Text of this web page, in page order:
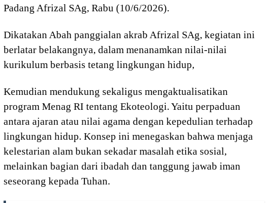
Padang Afrizal SAg, Rabu (10/6/2026).
Dikatakan Abah panggialan akrab Afrizal SAg, kegiatan ini
berlatar belakangnya, dalam menanamkan nilai-nilai
kurikulum berbasis tetang lingkungan hidup,
Kemudian mendukung sekaligus mengaktualisatikan
program Menag RI tentang Ekoteologi. Yaitu perpaduan
antara ajaran atau nilai agama dengan kepedulian terhadap
lingkungan hidup. Konsep ini menegaskan bahwa menjaga
kelestarian alam bukan sekadar masalah etika sosial,
melainkan bagian dari ibadah dan tanggung jawab iman
seseorang kepada Tuhan.